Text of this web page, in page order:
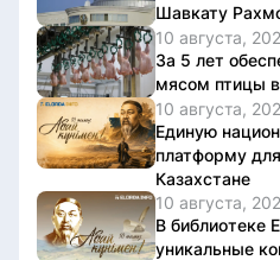
Шавкату
10 августа,
За 5 лет
мясом птицы
10 августа,
Единую
платформу
Казахстане
10 августа,
В библиотеке
уникальные